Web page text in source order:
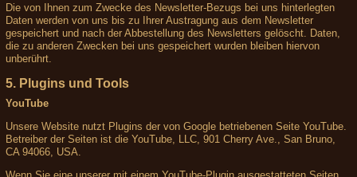
Die von Ihnen zum Zwecke des Newsletter-Bezugs bei uns hinterlegten
Daten werden von uns bis zu Ihrer Austragung aus dem Newsletter
gespeichert und nach der Abbestellung des Newsletters gelöscht. Daten,
die zu anderen Zwecken bei uns gespeichert wurden bleiben hiervon
unberührt.
5. Plugins und Tools
YouTube
Unsere Website nutzt Plugins der von Google betriebenen Seite YouTube.
Betreiber der Seiten ist die YouTube, LLC, 901 Cherry Ave., San Bruno,
CA 94066, USA.